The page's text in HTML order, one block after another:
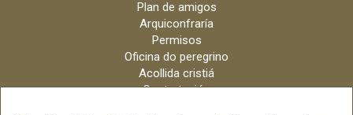
Plan de amigos
Arquiconfraría
Permisos
Oficina do peregrino
Acollida cristiá
Contratación